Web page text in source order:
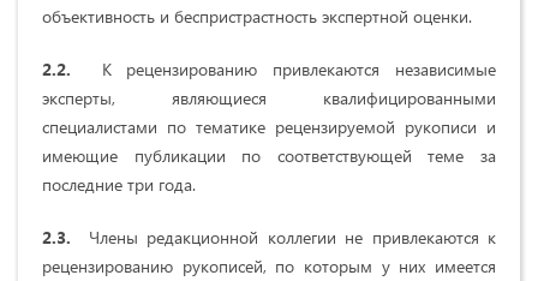
объективность и беспристрастность экспертной оценки.
2.2. К рецензированию привлекаются независимые
эксперты, являющиеся квалифицированными
специалистами по тематике рецензируемой рукописи и
имеющие публикации по соответствующей теме за
последние три года.
2.3. Члены редакционной коллегии не привлекаются к
рецензированию рукописей, по которым у них имеется